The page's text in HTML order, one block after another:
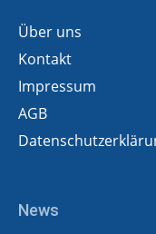
Über uns
Kontakt
Impressum
AGB
News